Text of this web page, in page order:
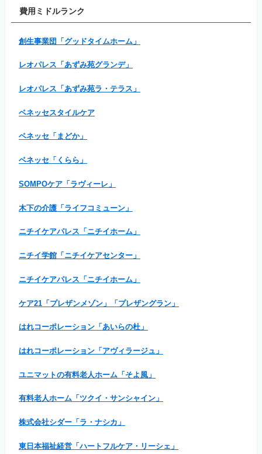
費用ミドルランク
創生事業団「グッドタイムホーム」
レオパレス「あずみ苑グランデ」
レオパレス「あずみ苑ラ・テラス」
ベネッセスタイルケア
ベネッセ「まどか」
ベネッセ「くらら」
SOMPOケア「ラヴィーレ」
木下の介護「ライフコミューン」
ニチイケアパレス「ニチイホーム」
ニチイ学館「ニチイケアセンター」
ニチイケアパレス「ニチイホーム」
ケア21「プレザンメゾン」「プレザングラン」
はれコーポレーション「あいらの杜」
はれコーポレーション「アヴィラージュ」
ユニマットの有料老人ホーム「そよ風」
有料老人ホーム「ツクイ・サンシャイン」
株式会社シダー「ラ・ナシカ」
東日本福祉経営「ハートフルケア・リーシェ」